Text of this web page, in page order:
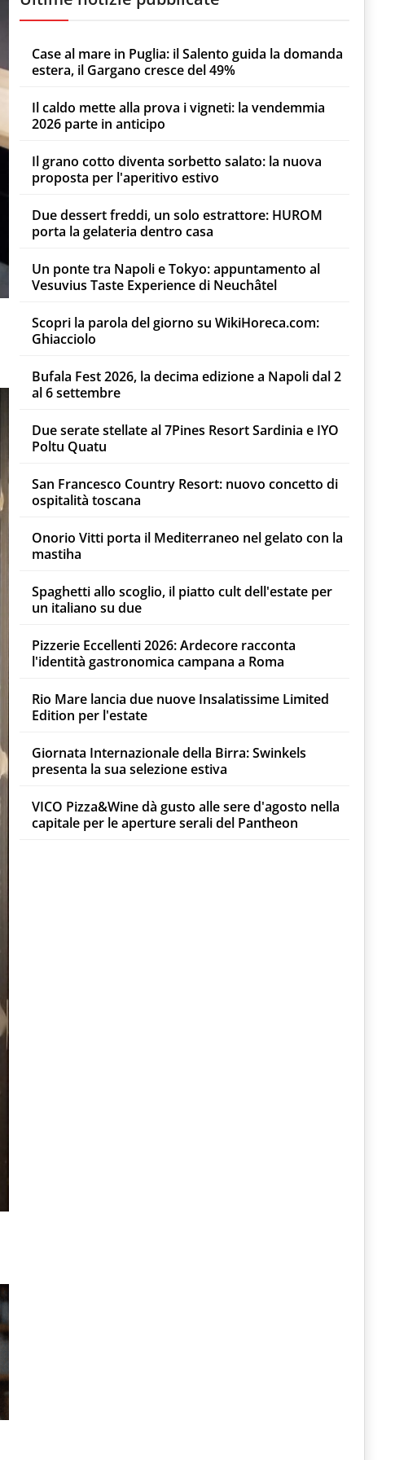
Case al mare in Puglia: il Salento guida la domanda
estera, il Gargano cresce del 49%
Il caldo mette alla prova i vigneti: la vendemmia
2026 parte in anticipo
Il grano cotto diventa sorbetto salato: la nuova
proposta per l'aperitivo estivo
Due dessert freddi, un solo estrattore: HUROM
porta la gelateria dentro casa
Un ponte tra Napoli e Tokyo: appuntamento al
Vesuvius Taste Experience di Neuchâtel
Scopri la parola del giorno su WikiHoreca.com:
Ghiacciolo
Bufala Fest 2026, la decima edizione a Napoli dal 2
al 6 settembre
Due serate stellate al 7Pines Resort Sardinia e IYO
Poltu Quatu
San Francesco Country Resort: nuovo concetto di
ospitalità toscana
Onorio Vitti porta il Mediterraneo nel gelato con la
mastiha
Spaghetti allo scoglio, il piatto cult dell'estate per
un italiano su due
Pizzerie Eccellenti 2026: Ardecore racconta
l'identità gastronomica campana a Roma
Rio Mare lancia due nuove Insalatissime Limited
Edition per l'estate
Giornata Internazionale della Birra: Swinkels
presenta la sua selezione estiva
VICO Pizza&Wine dà gusto alle sere d'agosto nella
capitale per le aperture serali del Pantheon